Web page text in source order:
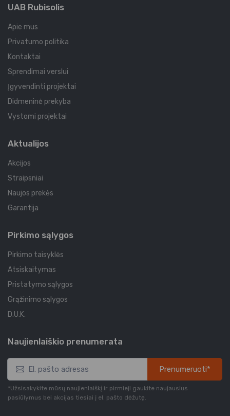
UAB Rubisolis
Apie mus
Privatumo politika
Kontaktai
Sprendimai verslui
Įgyvendinti projektai
Didmeninė prekyba
Vystomi projektai
Aktualijos
Akcijos
Straipsniai
Naujos prekės
Garantija
Pirkimo sąlygos
Pirkimo taisyklės
Atsiskaitymas
Pristatymo sąlygos
Grąžinimo sąlygos
D.U.K.
Naujienlaiškio prenumerata
Prenumeruoti*
*Užsisakykite mūsų naujienlaiškį ir pirmieji gaukite naujausius
pasiūlymus bei akcijas tiesiai į el. pašto dėžutę.